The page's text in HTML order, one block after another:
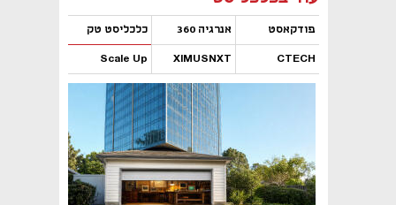
פודקאסט אנרגיה 360 כלכליסט טק
CTECH
XIMUSNXT
Scale Up
נפתח בכרטיסייה חדשה
נפתח בכרטיסייה חדשה